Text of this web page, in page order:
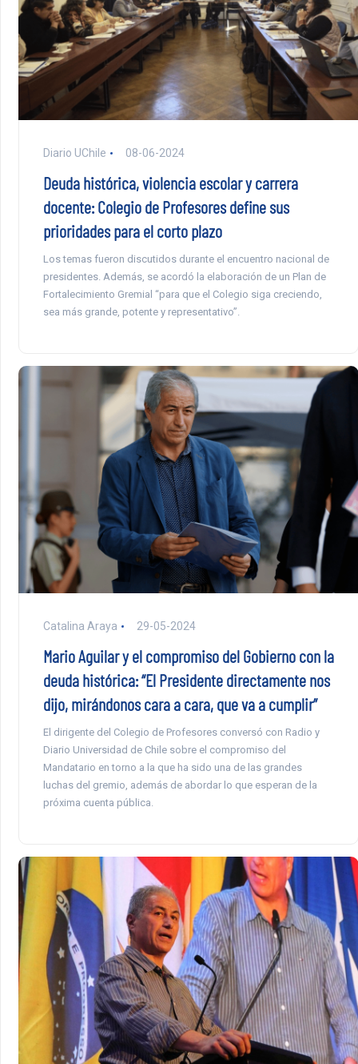
Diario UChile 08-06-2024
Deuda histórica, violencia escolar y carrera
docente: Colegio de Profesores define sus
prioridades para el corto plazo
Los temas fueron discutidos durante el encuentro nacional de
presidentes. Además, se acordó la elaboración de un Plan de
Fortalecimiento Gremial “para que el Colegio siga creciendo,
sea más grande, potente y representativo”.
Catalina Araya 29-05-2024
Mario Aguilar y el compromiso del Gobierno con la
deuda histórica: “El Presidente directamente nos
dijo, mirándonos cara a cara, que va a cumplir”
El dirigente del Colegio de Profesores conversó con Radio y
Diario Universidad de Chile sobre el compromiso del
Mandatario en torno a la que ha sido una de las grandes
luchas del gremio, además de abordar lo que esperan de la
próxima cuenta pública.